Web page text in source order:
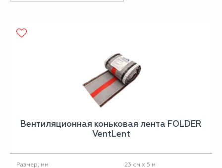
Вентиляционная коньковая лента FOLDER
VentLent
Размер, мм 23 см х 5 м